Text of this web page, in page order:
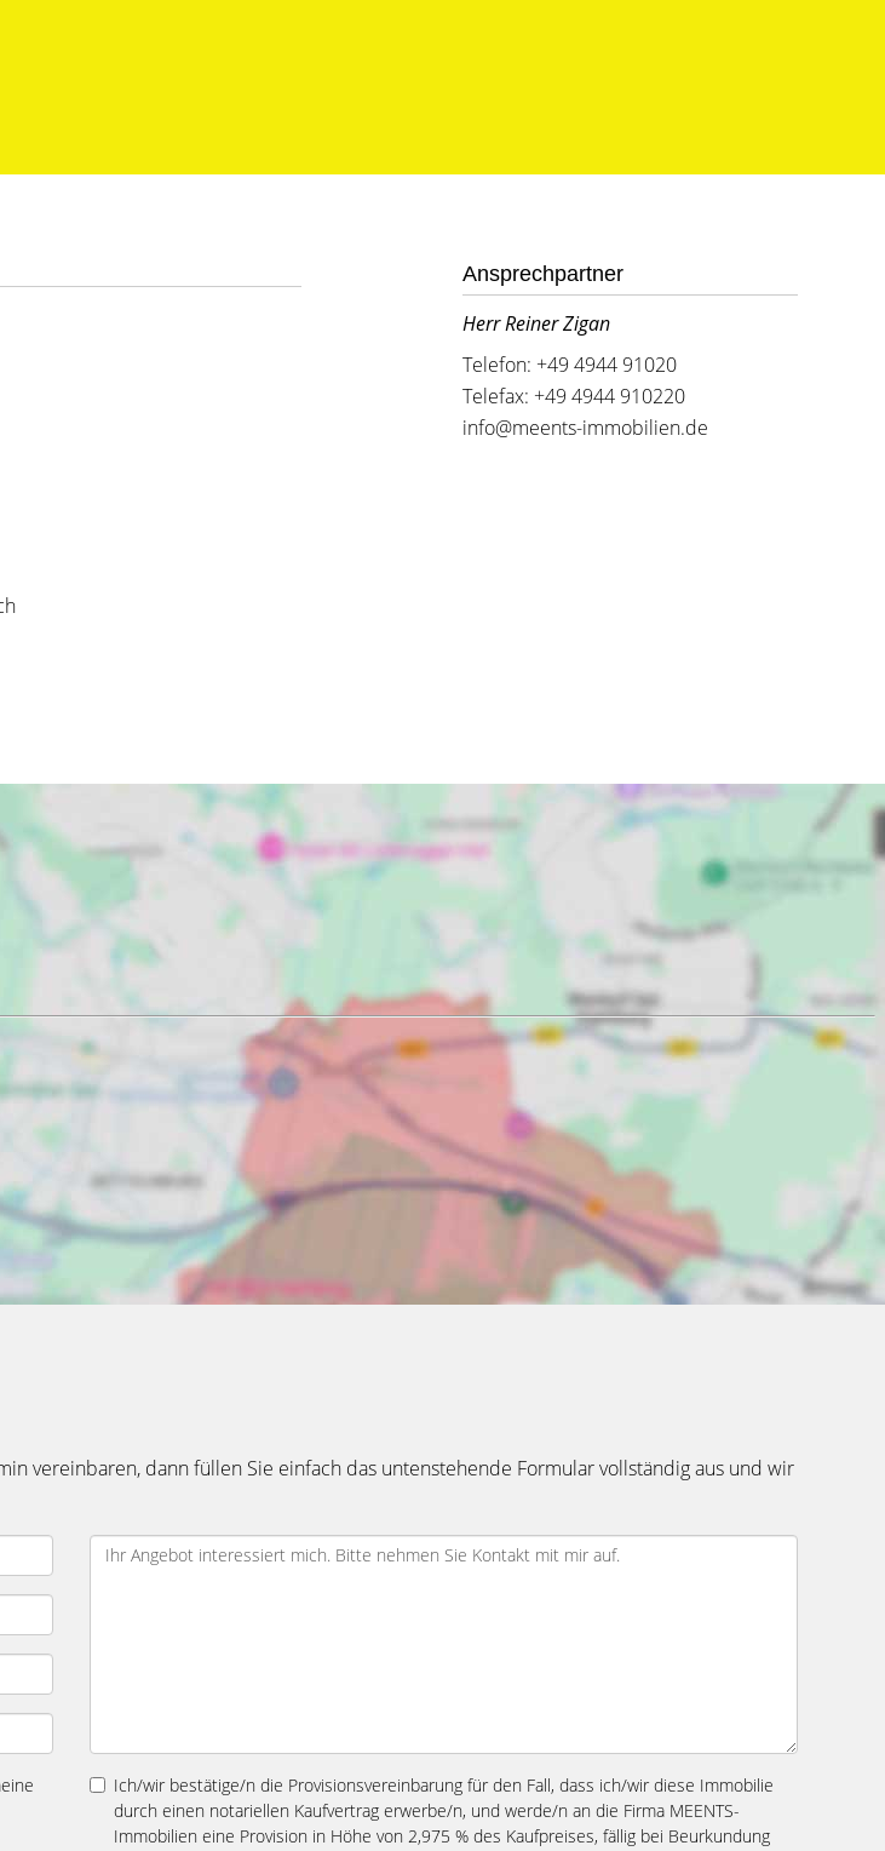
Ansprechpartner
Herr Reiner Zigan
Telefon: +49 4944 91020
Telefax: +49 4944 910220
info@meents-immobilien.de
vereinbaren, dann füllen Sie einfach das untenstehende Formular vollständig aus und wir
Ich/wir bestätige/n die Provisionsvereinbarung für den Fall, dass ich/wir diese Immobilie
durch einen notariellen Kaufvertrag erwerbe/n, und werde/n an die Firma MEENTS-
Immobilien eine Provision in Höhe von 2,975 % des Kaufpreises, fällig bei Beurkundung